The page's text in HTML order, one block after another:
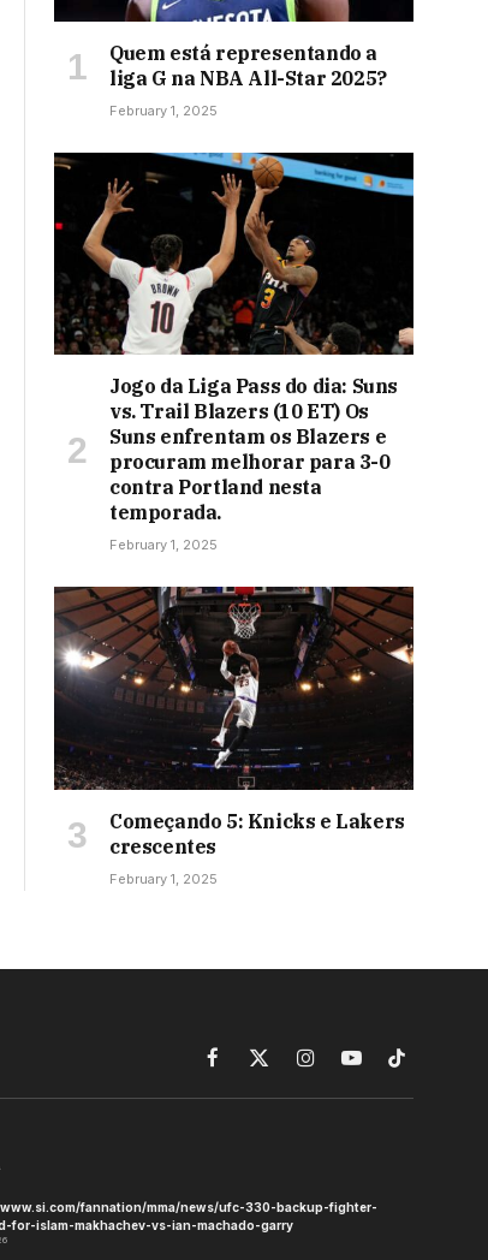
Quem está representando a
liga G na NBA All-Star 2025?
February 1, 2025
Jogo da Liga Pass do dia: Suns
vs. Trail Blazers (10 ET) Os
Suns enfrentam os Blazers e
procuram melhorar para 3-0
contra Portland nesta
temporada.
February 1, 2025
Começando 5: Knicks e Lakers
crescentes
February 1, 2025
Facebook
X
(Twitter)
InstagramYouTubeTikTok
fannation/mma/news/ufc-330-backup-fighter-
for-islam-makhachev-vs-ian-machado-garry